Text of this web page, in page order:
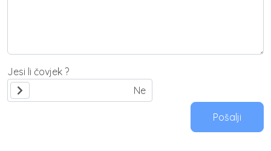
Jesi li čovjek ?
Pošalji